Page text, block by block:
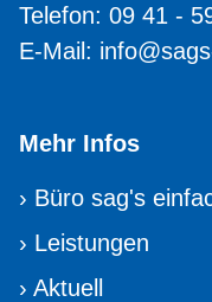
Telefon: 09 41 -
E-Mail:
Mehr Infos
› Büro sag's
› Leistungen
› Aktuell